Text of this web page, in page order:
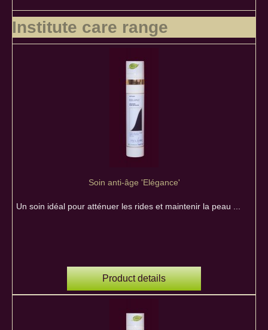
Institute care range
Soin anti-âge 'Elégance'
Un soin idéal pour atténuer les rides et maintenir la peau ...
Product details